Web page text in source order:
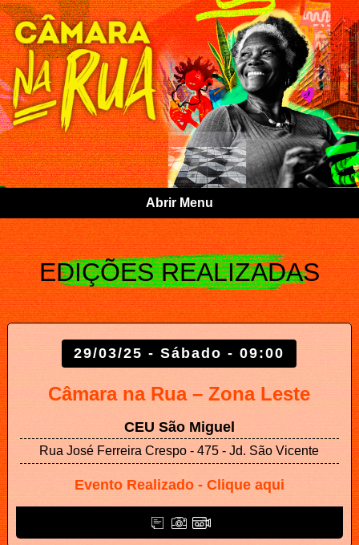
Abrir Menu
EDIÇÕES REALIZADAS
29/03/25 - Sábado - 09:00
Câmara na Rua – Zona Leste
CEU São Miguel
Rua José Ferreira Crespo - 475 - Jd. São Vicente
Evento Realizado - Clique aqui